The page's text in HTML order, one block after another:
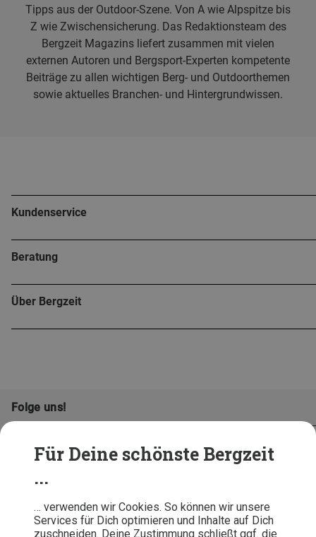
Für Deine schönste Bergzeit
...
… verwenden wir Cookies. So können wir unsere
Services für Dich optimieren und Inhalte auf Dich
zuschneiden. Deine Zustimmung schließt ggf. die
Tipps aus der Outdoor-Szene. Von A wie Alpspitze bis
Z wie Zwischensicherung. Das Redaktionsteam des
Bergzeit Magazins liefert zusammen mit vielen
externen Autoren und Bergsport-Experten kompetente
Beiträge zu allen wichtigen Berg- und Outdoorthemen
sowie aktuelles Branchen- und Hintergrundwissen.
Kundenservice
Beratung
Über Bergzeit
Folge uns!